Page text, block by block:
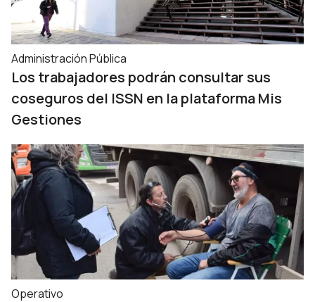
Administración Pública
Los trabajadores podrán consultar sus
coseguros del ISSN en la plataforma Mis
Gestiones
Operativo